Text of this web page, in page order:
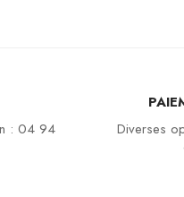
: 04 94
Diverses